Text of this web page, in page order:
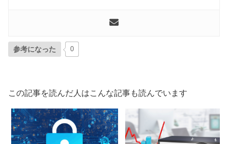
参考になった 0
この記事を読んだ人はこんな記事も読んでいます